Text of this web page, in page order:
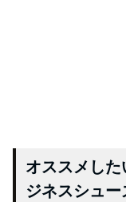
オススメし
ジネスシュ